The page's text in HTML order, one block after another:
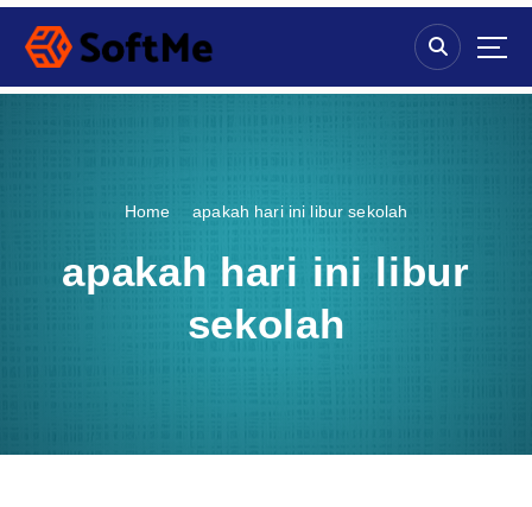
S
p
Home apakah hari ini libur sekolah
apakah hari ini libur
sekolah